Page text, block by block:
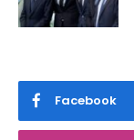
Facebook